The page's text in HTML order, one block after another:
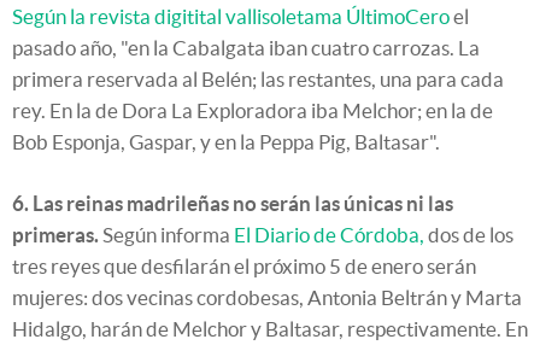
Según la revista digitital vallisoletama ÚltimoCeroel
pasado año, "en la Cabalgata iban cuatro carrozas. La
primera reservada al Belén; las restantes, una para cada
rey. En la de Dora La Exploradora iba Melchor; en la de
Bob Esponja, Gaspar, y en la Peppa Pig, Baltasar".
6. Las reinas madrileñas no serán las únicas ni las
primeras. Según informa El Diario de Córdoba, dos de los
tres reyes que desfilarán el próximo 5 de enero serán
mujeres: dos vecinas cordobesas, Antonia Beltrán y Marta
Hidalgo, harán de Melchor y Baltasar, respectivamente. En